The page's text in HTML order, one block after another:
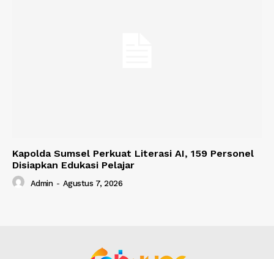
Kapolda Sumsel Perkuat Literasi AI, 159 Personel
Disiapkan Edukasi Pelajar
Admin - Agustus 7, 2026